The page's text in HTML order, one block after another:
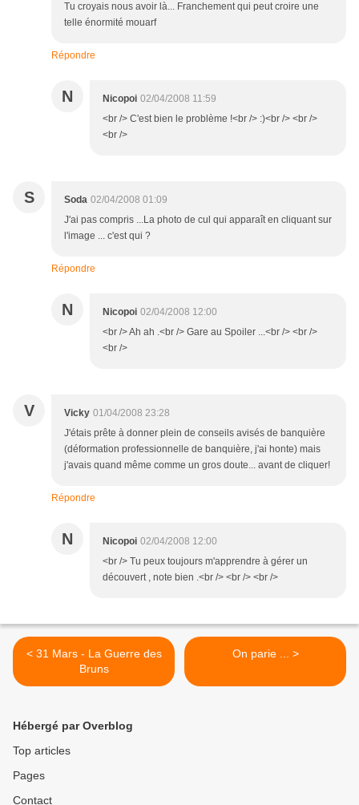
Tu croyais nous avoir là... Franchement qui peut croire une
telle énormité mouarf
Répondre
N Nicopoi 02/04/2008 11:59
<br /> C'est bien le problème !<br /> :)<br /> <br />
<br />
S Soda 02/04/2008 01:09
J'ai pas compris ...La photo de cul qui apparaît en cliquant sur
l'image ... c'est qui ?
Répondre
N Nicopoi 02/04/2008 12:00
<br /> Ah ah .<br /> Gare au Spoiler ...<br /> <br />
<br />
V Vicky 01/04/2008 23:28
J'étais prête à donner plein de conseils avisés de banquière
(déformation professionnelle de banquière, j'ai honte) mais
j'avais quand même comme un gros doute... avant de cliquer!
Répondre
N Nicopoi 02/04/2008 12:00
<br /> Tu peux toujours m'apprendre à gérer un
découvert , note bien .<br /> <br /> <br />
< 31 Mars - La Guerre des
Bruns
On parie ... >
Hébergé par Overblog
Top articles
Pages
Contact